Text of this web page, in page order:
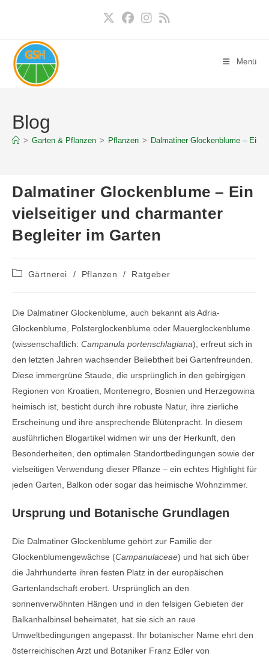
Menü
Blog
> Garten & Pflanzen > Pflanzen > Dalmatiner Glockenblume – Ein
Dalmatiner Glockenblume – Ein
vielseitiger und charmanter
Begleiter im Garten
Beitrags-
Gärtnerei / Pflanzen / Ratgeber
Die Dalmatiner Glockenblume, auch bekannt als Adria-
Glockenblume, Polsterglockenblume oder Mauerglockenblume
(wissenschaftlich: Campanula portenschlagiana), erfreut sich in
den letzten Jahren wachsender Beliebtheit bei Gartenfreunden.
Diese immergrüne Staude, die ursprünglich in den gebirgigen
Regionen von Kroatien, Montenegro, Bosnien und Herzegowina
heimisch ist, besticht durch ihre robuste Natur, ihre zierliche
Erscheinung und ihre ansprechende Blütenpracht. In diesem
ausführlichen Blogartikel widmen wir uns der Herkunft, den
Besonderheiten, den optimalen Standortbedingungen sowie der
vielseitigen Verwendung dieser Pflanze – ein echtes Highlight für
jeden Garten, Balkon oder sogar das heimische Wohnzimmer.
Ursprung und Botanische Grundlagen
Die Dalmatiner Glockenblume gehört zur Familie der
Glockenblumengewächse (Campanulaceae) und hat sich über
die Jahrhunderte ihren festen Platz in der europäischen
Gartenlandschaft erobert. Ursprünglich an den
sonnenverwöhnten Hängen und in den felsigen Gebieten der
Balkanhalbinsel beheimatet, hat sie sich an raue
Umweltbedingungen angepasst. Ihr botanischer Name ehrt den
österreichischen Arzt und Botaniker Franz Edler von